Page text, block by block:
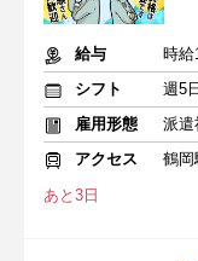
給与
時給
シフト
週5日
雇用形態
派遣
アクセス
鶴岡
あと3日